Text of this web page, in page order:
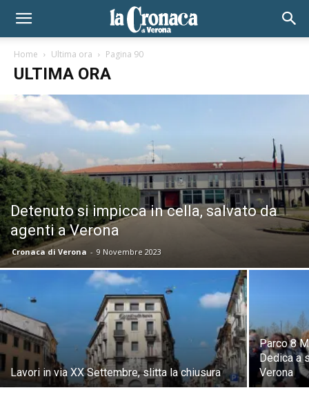
Home Ultima ora Pagina 90
ULTIMA ORA
Detenuto si impicca in cella, salvato da
agenti a Verona
Cronaca di Verona - 9 Novembre 2023
Lavori in via XX Settembre, slitta la chiusura
Parco 8
Dedica a
Verona